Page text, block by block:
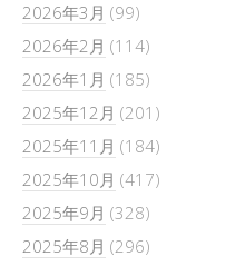
2026年3月 (99)
2026年2月 (114)
2026年1月 (185)
2025年12月 (201)
2025年11月 (184)
2025年10月 (417)
2025年9月 (328)
2025年8月 (296)